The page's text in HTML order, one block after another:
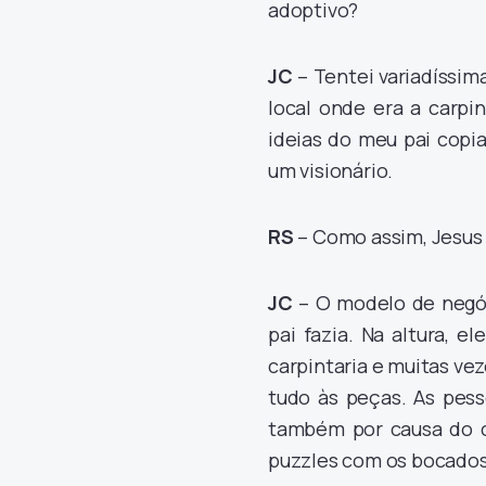
adoptivo?
JC – Tentei
local onde era a
ideias do meu pai
um visionário.
RS – Como assim,
JC – O modelo de
pai fazia. Na altura,
carpintaria e muitas
tudo às peças. As
também por causa do
puzzles com os